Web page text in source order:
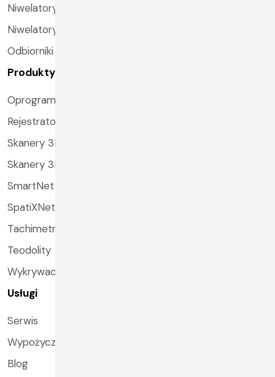
Niwelatory laserowe
Niwelatory optyczne i kodowe
Odbiorniki GNSS
Produkty 2
Oprogramowanie
Rejestratory
Skanery 3D
Skanery 3D SLAM
SmartNet
SpatiXNet
Tachimetry
Teodolity
Wykrywacze instalacji podziemnych
Usługi
Serwis
Wypożyczalnia
Blog